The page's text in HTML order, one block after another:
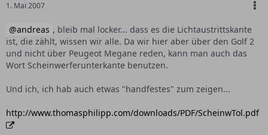
1. Mai 2007
andreas , bleib mal locker... dass es die Lichtaustrittskante
ist, die zählt, wissen wir alle. Da wir hier aber über den Golf 2
und nicht über Peugeot Megane reden, kann man auch das
Wort Scheinwerferunterkante benutzen.
Und ich, ich hab auch etwas "handfestes" zum zeigen...
http://www.thomasphilipp.com/downloads/PDF/ScheinwTol.pdf